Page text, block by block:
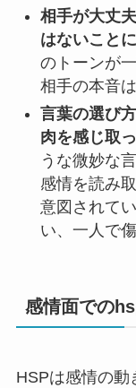
相手が大丈
はないこと
のトーンが
相手の本音
言葉の選び
肉を感じ取
うな微妙な
感情を読み
意図されて
い、一人で
感情面での
HSPは感情の動